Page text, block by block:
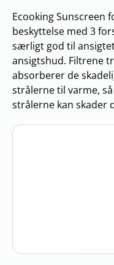
Ecooking Sunscreen
beskyttelse med 3
særligt god til
ansigtshud. Filtrene
absorberer de
strålerne til varme,
strålerne kan skader